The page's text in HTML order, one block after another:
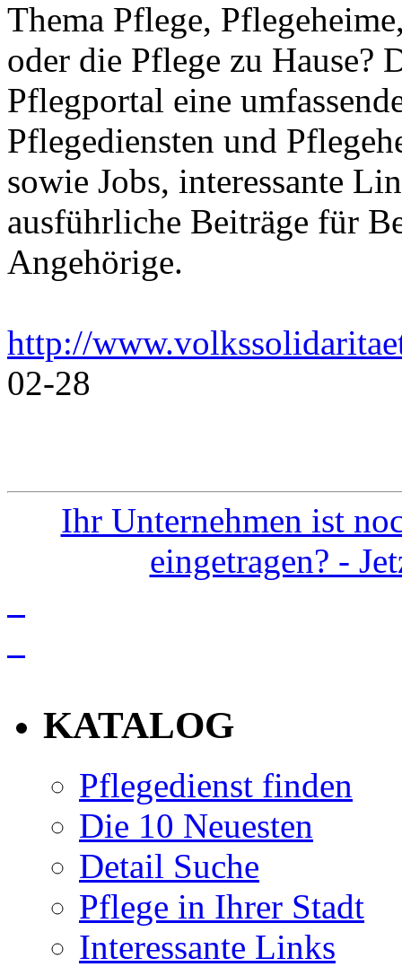
Thema Pflege,
oder die Pflege zu Hause?
Pflegportal eine
Pflegediensten und
sowie Jobs, interessante
ausführliche Beiträge für
Angehörige.
http://
02-28
Ihr Unternehmen ist
eingetragen? -
KATALOG
Pflegedienst finden
Die 10 Neuesten
Detail Suche
Pflege in Ihrer Stadt
Interessante Links